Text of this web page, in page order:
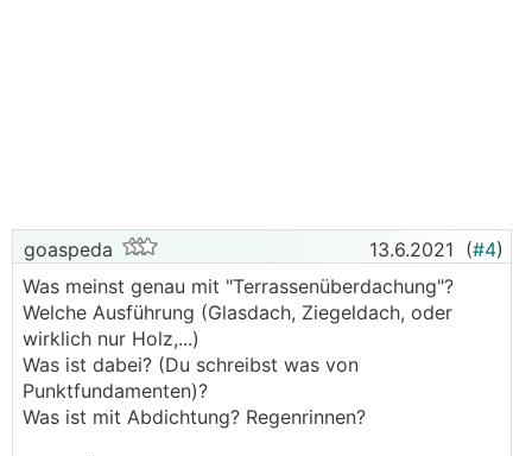
goaspeda 13.6.2021 (#4)
Was meinst genau mit "Terrassenüberdachung"?
Welche Ausführung (Glasdach, Ziegeldach, oder
wirklich nur Holz,...)
Was ist dabei? (Du schreibst was von
Punktfundamenten)?
Was ist mit Abdichtung? Regenrinnen?